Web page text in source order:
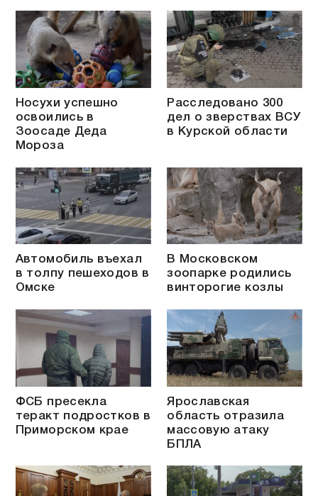
Носухи успешно
освоились в
Зоосаде Деда
Мороза
Расследовано 300
дел о зверствах ВСУ
в Курской области
Автомобиль въехал
в толпу пешеходов в
Омске
В Московском
зоопарке родились
винторогие козлы
ФСБ пресекла
теракт подростков в
Приморском крае
Ярославская
область отразила
массовую атаку
БПЛА